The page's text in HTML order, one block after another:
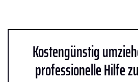
Kostengünstig
professionelle Hilfe